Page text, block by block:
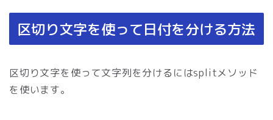
区切り文字を使って日付を分ける方法
区切り文字を使って文字列を分けるにはsplitメソッド
を使います。